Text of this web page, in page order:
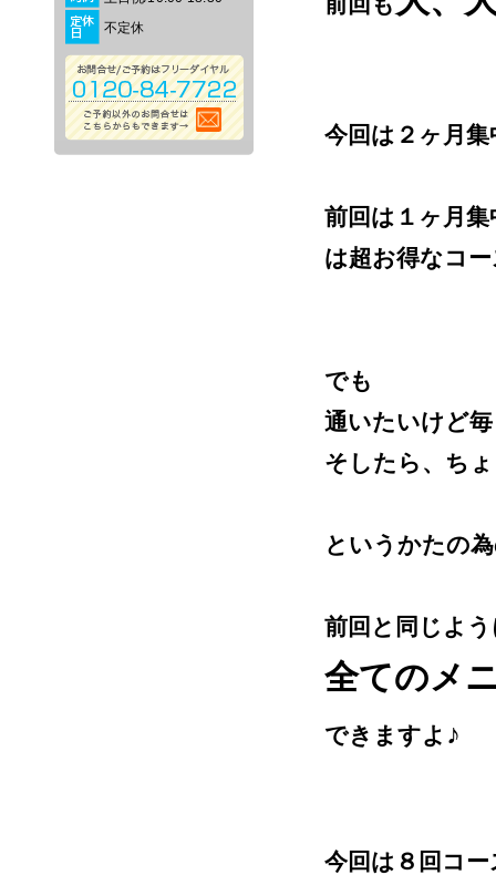
不定休
今回は２ヶ月
前回は１ヶ月
は超お得なコ
でも
通いたいけど
そしたら、ち
というかたの
前回と同じよ
全てのメ
できますよ ♪
今回は８回コ